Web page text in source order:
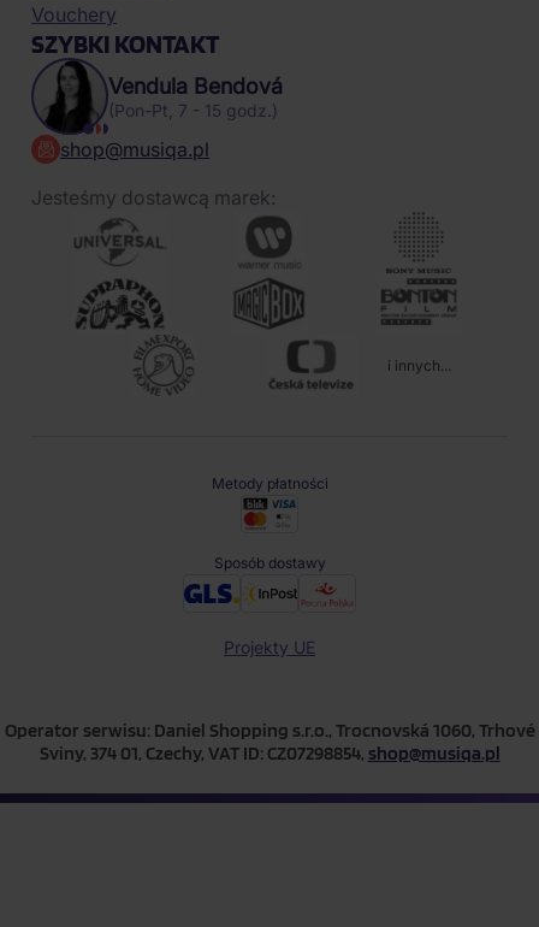
Vouchery
SZYBKI KONTAKT
Vendula Bendová
(Pon-Pt, 7 - 15 godz.)
shop@musiqa.pl
Jesteśmy dostawcą marek:
i innych...
Metody płatności
Sposób dostawy
Projekty UE
Operator serwisu: Daniel Shopping s.r.o., Trocnovská 1060, Trhové
Sviny, 374 01, Czechy, VAT ID: CZ07298854, shop@musiqa.pl